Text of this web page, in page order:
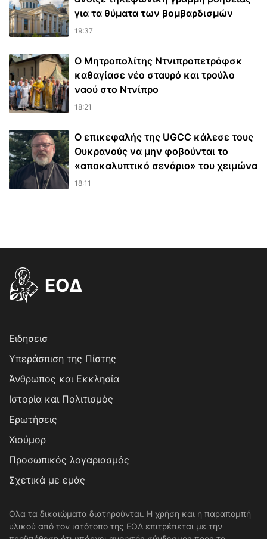
για τα θύματα των βομβαρδισμών
19:37
Ο Μητροπολίτης Ντνιπροπετρόφσκ
καθαγίασε νέο σταυρό και τρούλο
ναού στο Ντνίπρο
18:21
Ο επικεφαλής της UGCC κάλεσε τους
Ουκρανούς να μην φοβούνται το
«αποκαλυπτικό σενάριο» του χειμώνα
18:11
EOΔ
Ειδησεισ
Υπεράσπιση της Πίστης
Άνθρωπος και Εκκλησία
Ιστορία και Πολιτισμός
Ερωτήσεις
Χιούμορ
Προσωπικός λογαριασμός
Σχετικά με εμάς
Ολα τα δικαιώματα διατηρούνται. Η χρήση και η παραπομπή
υλικού από τον ιστότοπο της ΕΟΔ επιτρέπεται με την